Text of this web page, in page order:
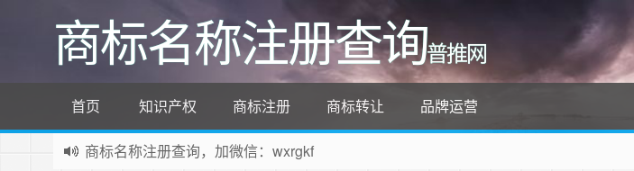
商标名称注册查询普推网
首页 知识产权 商标注册 商标转让 品牌运营
商标名称注册查询，加微信：wxrgkf